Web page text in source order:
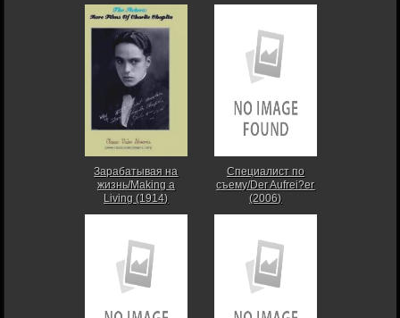
Зарабатывая на
жизнь/Making a
Living (1914)
Специалист по
съему/Der Aufrei?er
(2006)